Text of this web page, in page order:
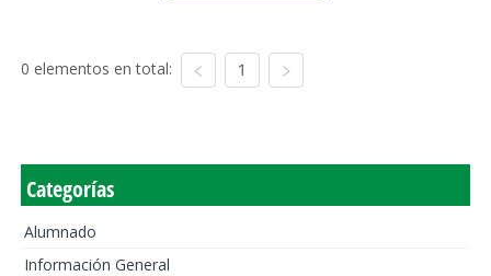
0 elementos en total: 1
Categorías
Alumnado
Información General